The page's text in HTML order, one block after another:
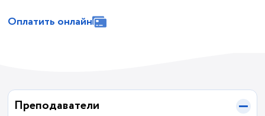
Оплатить онлайн
Преподаватели